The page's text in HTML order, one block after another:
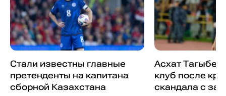
Стали известны главные
претенденты на капитана
сборной Казахстана
Асхат
клуб после
скандала с